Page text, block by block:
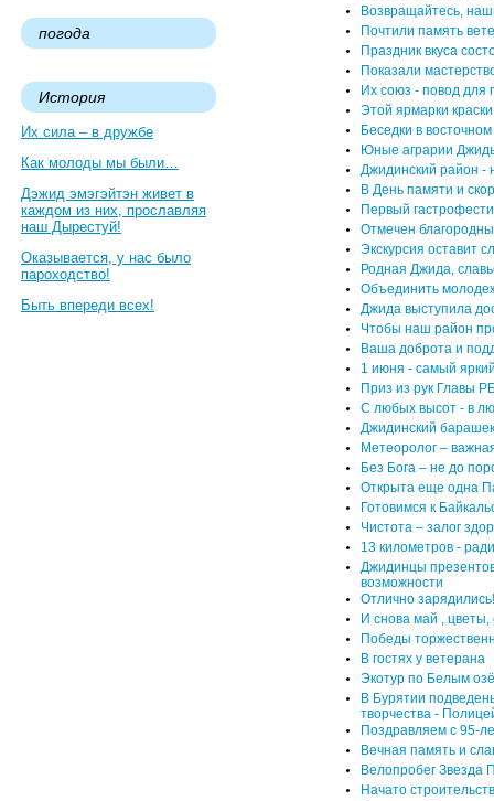
погода
История
Их сила – в дружбе
Как молоды мы были…
Дэжид эмэгэйтэн живет в
каждом из них, прославляя
наш Дырестуй!
Оказывается, у нас было
пароходство!
Быть впереди всех!
Возвращайтесь,
Почтили память
Праздник вкуса
Показали
Их союз - повод для
Этой ярмарки
Беседки в
Юные аграрии
Джидинский район -
В День памяти и
Первый
Отмечен
Экскурсия оставит
Родная Джида,
Объединить
Джида выступила
Чтобы наш район
Ваша доброта и
1 июня - самый
Приз из рук Главы
С любых высот - в
Джидинский
Метеоролог –
Без Бога – не до
Открыта еще одна
Готовимся к
Чистота – залог
13 километров -
Джидинцы
возможности
Отлично зарядились!
И снова май ,
Победы
В гостях у ветерана
Экотур по Белым
В Бурятии
творчества -
Поздравляем с 95-
Вечная память и
Велопробег Звезда
Начато